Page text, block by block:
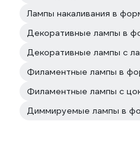
Лампы накаливания в
Декоративные лампы в
Декоративные лампы с
Филаментные лампы в
Филаментные лампы с
Диммируемые лампы в